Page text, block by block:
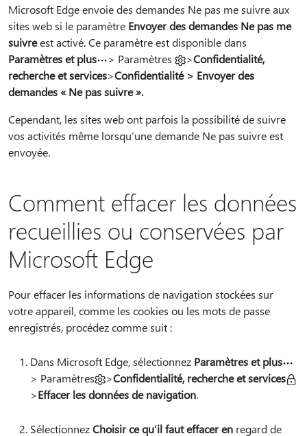
Microsoft Edge envoie des demandes Ne pas me suivre aux
sites web si le paramètre Envoyer des demandes Ne pas me
suivreest activé. Ce paramètre est disponible dans
Paramètres et plus
> Paramètres >Confidentialité,
recherche et services>Confidentialité > Envoyer des
demandes « Ne pas suivre ».
Cependant, les sites web ont parfois la possibilité de suivre
vos activités même lorsqu’une demande Ne pas suivre est
envoyée.
Comment effacer les données
recueillies ou conservées par
Microsoft Edge
Pour effacer les informations de navigation stockées sur
votre appareil, comme les cookies ou les mots de passe
enregistrés, procédez comme suit :
Dans Microsoft Edge, sélectionnez Paramètres et plus
> Paramètres
>Confidentialité, recherche et services
>Effacer les données de navigation.
SélectionnezChoisir ce qu’il faut effacer en regard de